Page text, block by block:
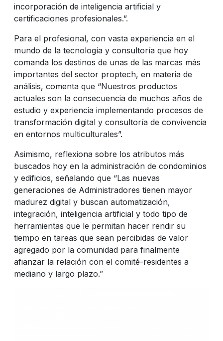
incorporación de inteligencia artificial y
certificaciones profesionales.”.
Para el profesional, con vasta experiencia en el
mundo de la tecnología y consultoría que hoy
comanda los destinos de unas de las marcas más
importantes del sector proptech, en materia de
análisis, comenta que “Nuestros productos
actuales son la consecuencia de muchos años de
estudio y experiencia implementando procesos de
transformación digital y consultoría de convivencia
en entornos multiculturales”.
Asimismo, reflexiona sobre los atributos más
buscados hoy en la administración de condominios
y edificios, señalando que “Las nuevas
generaciones de Administradores tienen mayor
madurez digital y buscan automatización,
integración, inteligencia artificial y todo tipo de
herramientas que le permitan hacer rendir su
tiempo en tareas que sean percibidas de valor
agregado por la comunidad para finalmente
afianzar la relación con el comité-residentes a
mediano y largo plazo.”